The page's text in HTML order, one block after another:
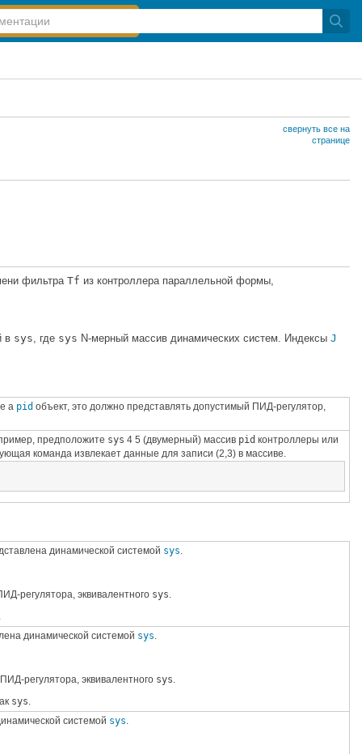
свернуть все на
странице
фильтра Tf из контроллера параллельной формы,
в sys, где sys N-мерный массив динамических систем. Индексы J
a pid объект, это должно представлять допустимый ПИД-регулятор,
предположите sys 4 5 (двумерный) массив pid контроллеры или
команда извлекает данные для записи (2,3) в массиве.
динамической системой sys.
регулятора, эквивалентного sys.
.
динамической системой sys.
регулятора, эквивалентного sys.
sys.
системой sys.